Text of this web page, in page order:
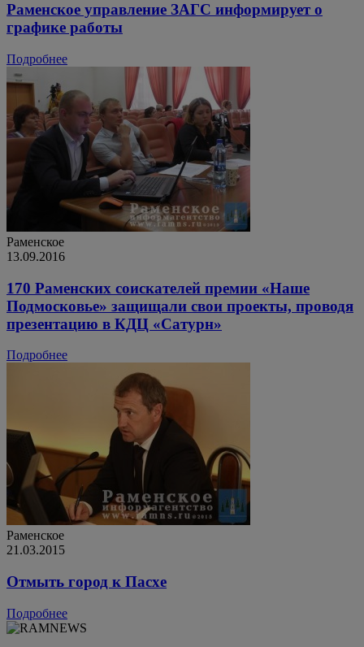
Раменское управление ЗАГС информирует о
графике работы
Подробнее
Раменское
13.09.2016
170 Раменских соискателей премии «Наше
Подмосковье» защищали свои проекты, проводя
презентацию в КДЦ «Сатурн»
Подробнее
Раменское
21.03.2015
Отмыть город к Пасхе
Подробнее